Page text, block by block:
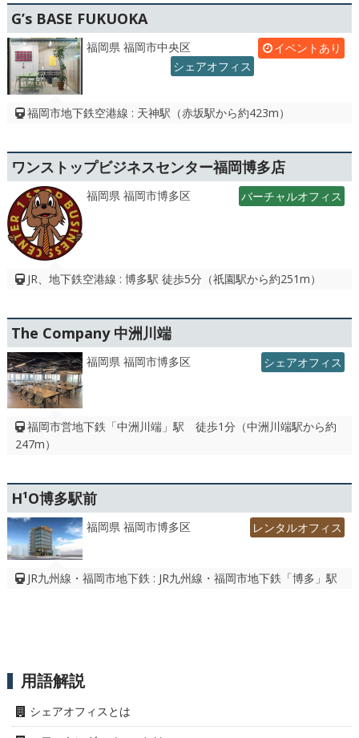
G’s BASE FUKUOKA
福岡県 福岡市中央区
イベントあり
シェアオフィス
福岡市地下鉄空港線 : 天神駅（赤坂駅から約423m）
ワンストップビジネスセンター福岡博多店
福岡県 福岡市博多区 バーチャルオフィス
JR、地下鉄空港線 : 博多駅 徒歩5分（祇園駅から約251m）
The Company 中洲川端
福岡県 福岡市博多区 シェアオフィス
福岡市営地下鉄「中洲川端」駅 徒歩1分（中洲川端駅から約
247m）
H¹O博多駅前
福岡県 福岡市博多区 レンタルオフィス
JR九州線・福岡市地下鉄 : JR九州線・福岡市地下鉄「博多」駅
用語解説
シェアオフィスとは